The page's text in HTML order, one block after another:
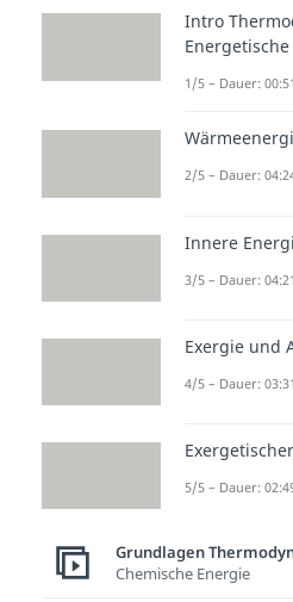
die
Zum
noch
Studyflix
Intro
1/5 – Dauer: 00:51
2/5 – Dauer:
Innere
3/5 – Dauer: 04:21
Exergie und
4/5 – Dauer: 03:31
5/5 – Dauer:
Grundlagen
Chemische Energie